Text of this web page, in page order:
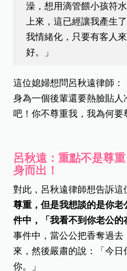
澡，想用滴管餵小孩符
上來，這已經讓我產生
我情緒化，只要有客人
好。」
這位媳婦想問呂秋遠律師：
身為一個後輩還要熱臉貼
吧！你不尊重我，我為何要
呂秋遠：重點不是尊
身而出！
對此，呂秋遠律師想告訴這
尊重，但是我想談的是你
件中，「我看不到你老公的
事件中，當公公把香奪過去
來，然後嚴肅的說：「今日
你。」